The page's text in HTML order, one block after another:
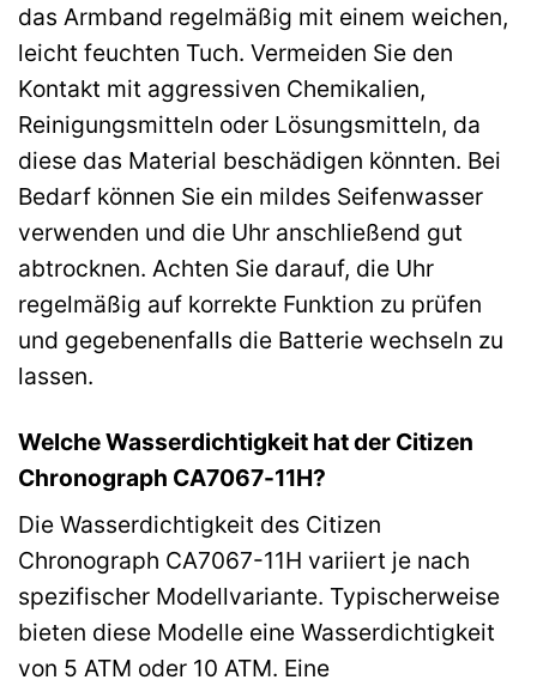
das Armband regelmäßig mit einem weichen,
leicht feuchten Tuch. Vermeiden Sie den
Kontakt mit aggressiven Chemikalien,
Reinigungsmitteln oder Lösungsmitteln, da
diese das Material beschädigen könnten. Bei
Bedarf können Sie ein mildes Seifenwasser
verwenden und die Uhr anschließend gut
abtrocknen. Achten Sie darauf, die Uhr
regelmäßig auf korrekte Funktion zu prüfen
und gegebenenfalls die Batterie wechseln zu
lassen.
Welche Wasserdichtigkeit hat der Citizen
Chronograph CA7067-11H?
Die Wasserdichtigkeit des Citizen
Chronograph CA7067-11H variiert je nach
spezifischer Modellvariante. Typischerweise
bieten diese Modelle eine Wasserdichtigkeit
von 5 ATM oder 10 ATM. Eine